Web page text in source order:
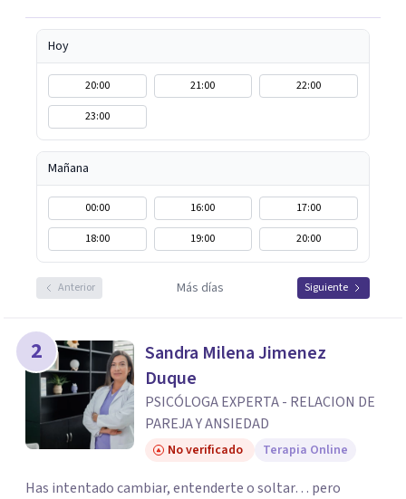
Hoy
20:00 21:00
22:00
23:00
Mañana
00:00 16:00
17:00
18:00
19:00 20:00
Anterior Más días Siguiente
2
Sandra Milena Jimenez
Duque
PSICÓLOGA EXPERTA - RELACION DE
PAREJA Y ANSIEDAD
No verificado Terapia Online
Has intentado cambiar, entenderte o soltar… pero